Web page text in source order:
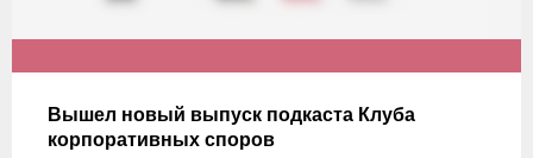
Вышел новый выпуск подкаста Клуба
корпоративных споров